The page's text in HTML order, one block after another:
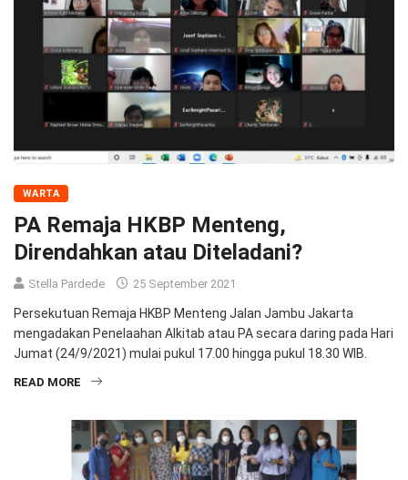
WARTA
PA Remaja HKBP Menteng,
Direndahkan atau Diteladani?
Stella Pardede 25 September 2021
Persekutuan Remaja HKBP Menteng Jalan Jambu Jakarta
mengadakan Penelaahan Alkitab atau PA secara daring pada Hari
Jumat (24/9/2021) mulai pukul 17.00 hingga pukul 18.30 WIB.
READ MORE